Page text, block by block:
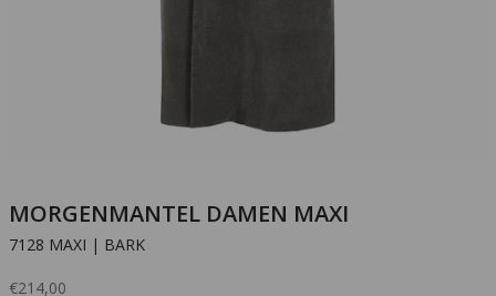
MORGENMANTEL DAMEN MAXI
7128 MAXI | BARK
Angebot
€214,00